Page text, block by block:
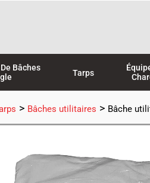
Bâches
Tarps
> Bâches utilitaires > Bâche